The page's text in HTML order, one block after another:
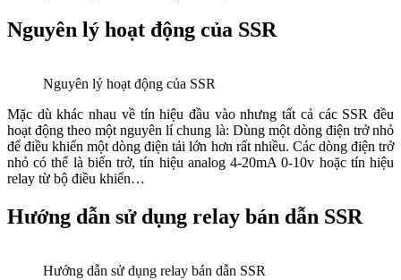
Nguyên lý hoạt động của SSR
Nguyên lý hoạt động của SSR
Mặc dù khác nhau về tín hiệu đầu vào nhưng tất cả các SSR đều
hoạt động theo một nguyên lí chung là: Dùng một dòng điện trở nhỏ
để điều khiển một dòng điện tải lớn hơn rất nhiều. Các dòng điện trở
nhỏ có thể là biến trở, tín hiệu analog 4-20mA 0-10v hoặc tín hiệu
relay từ bộ điều khiển…
Hướng dẫn sử dụng relay bán dẫn SSR
Hướng dẫn sử dụng relay bán dẫn SSR